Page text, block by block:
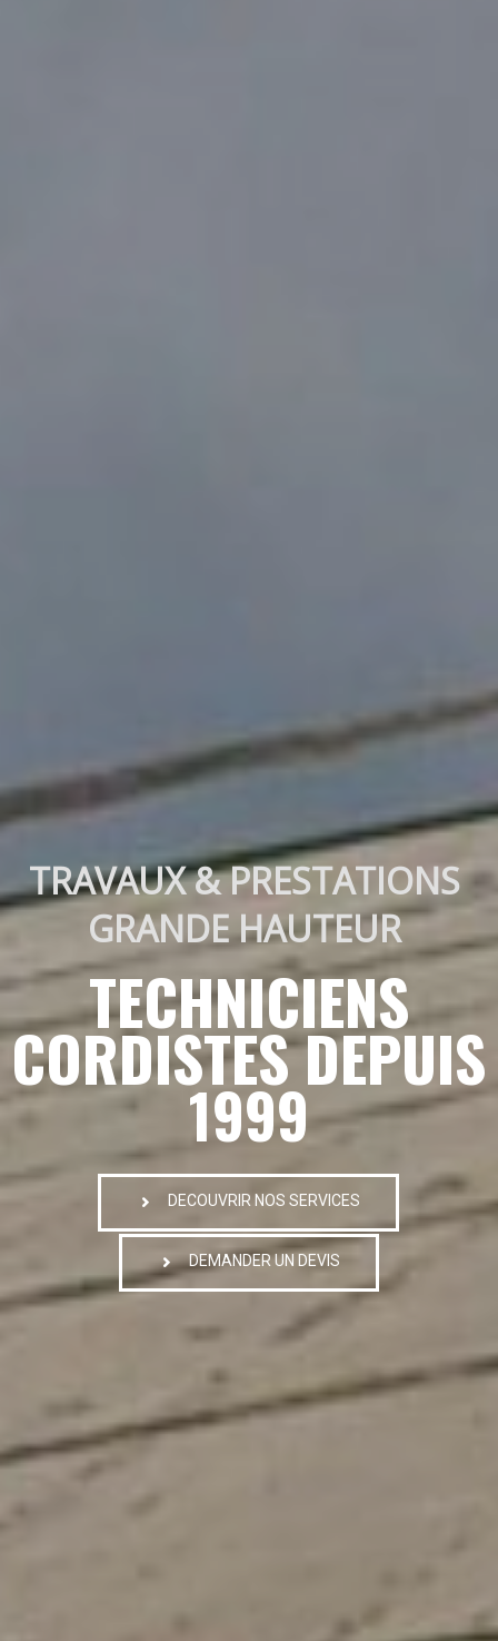
TRAVAUX & PRESTATIONS
GRANDE HAUTEUR
TECHNICIENS
CORDISTES DEPUIS
1999
DECOUVRIR NOS SERVICES
DEMANDER UN DEVIS